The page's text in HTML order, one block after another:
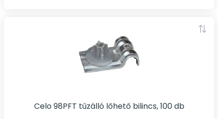
Celo 98PFT tűzálló lőhető bilincs, 100 db